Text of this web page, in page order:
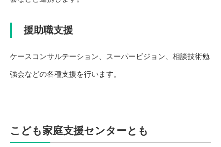
援助職支援
ケースコンサルテーション、スーパービジョン、相談技術勉
強会などの各種支援を行います。
こども家庭支援センターとも